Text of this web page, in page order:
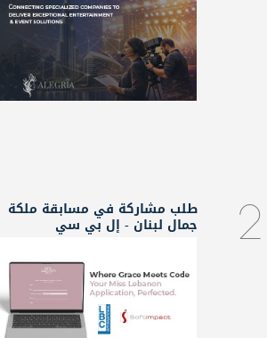
طلب مشاركة في مسابقة ملكة
جمال لبنان - إل بي سي